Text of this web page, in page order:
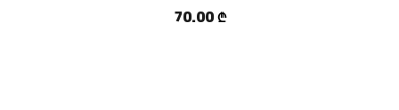
70.00 ₾